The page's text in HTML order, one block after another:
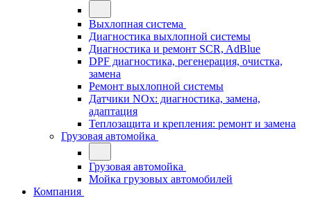
Выхлопная система
Диагностика выхлопной системы
Диагностика и ремонт SCR, AdBlue
DPF диагностика, регенерация, очистка,
замена
Ремонт выхлопной системы
Датчики NOx: диагностика, замена,
адаптация
Теплозащита и крепления: ремонт и замена
Грузовая автомойка
Грузовая автомойка
Мойка грузовых автомобилей
Компания